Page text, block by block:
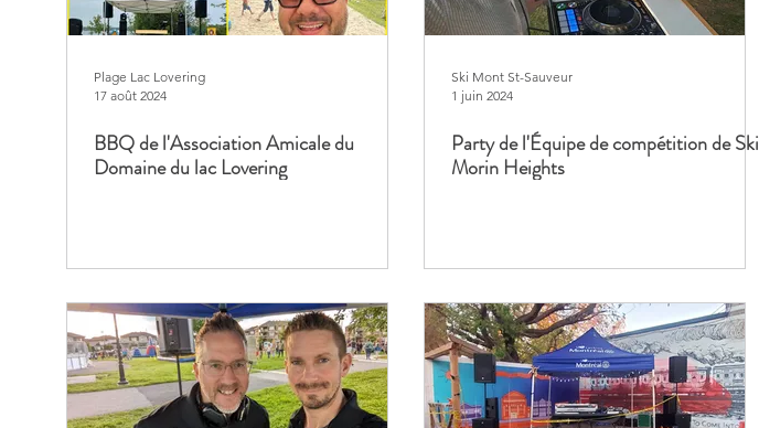
Plage Lac Lovering
17 août 2024
BBQ de l'Association Amicale du
Domaine du lac Lovering
Ski Mont St-Sauveur
1 juin 2024
Party de l'Équipe de compétition de Ski
Morin Heights